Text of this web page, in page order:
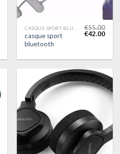
casque sport
bluetooth
€55.00
€42.00